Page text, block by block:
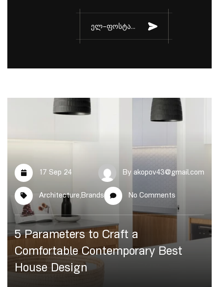
17 Sep 24 By akopov43@gmail.com
Architecture, Brands No Comments
5 Parameters to Craft a
Comfortable Contemporary Best
House Design